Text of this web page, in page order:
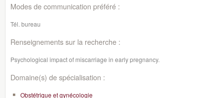
Modes de communication préféré :
Tél. bureau
Renseignements sur la recherche :
Psychological impact of miscarriage in early pregnancy.
Domaine(s) de spécialisation :
Obstétrique et gynécologie